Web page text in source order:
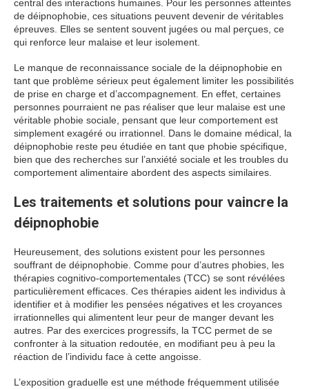
central des interactions humaines. Pour les personnes atteintes
de déipnophobie, ces situations peuvent devenir de véritables
épreuves. Elles se sentent souvent jugées ou mal perçues, ce
qui renforce leur malaise et leur isolement.
Le manque de reconnaissance sociale de la déipnophobie en
tant que problème sérieux peut également limiter les possibilités
de prise en charge et d’accompagnement. En effet, certaines
personnes pourraient ne pas réaliser que leur malaise est une
véritable phobie sociale, pensant que leur comportement est
simplement exagéré ou irrationnel. Dans le domaine médical, la
déipnophobie reste peu étudiée en tant que phobie spécifique,
bien que des recherches sur l’anxiété sociale et les troubles du
comportement alimentaire abordent des aspects similaires.
Les traitements et solutions pour vaincre la
déipnophobie
Heureusement, des solutions existent pour les personnes
souffrant de déipnophobie. Comme pour d’autres phobies, les
thérapies cognitivo-comportementales (TCC) se sont révélées
particulièrement efficaces. Ces thérapies aident les individus à
identifier et à modifier les pensées négatives et les croyances
irrationnelles qui alimentent leur peur de manger devant les
autres. Par des exercices progressifs, la TCC permet de se
confronter à la situation redoutée, en modifiant peu à peu la
réaction de l’individu face à cette angoisse.
L’exposition graduelle est une méthode fréquemment utilisée